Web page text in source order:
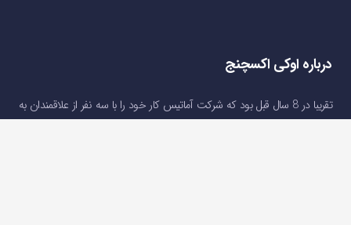
درباره اوکی اکسچنج
تقریبا در 8 سال قبل بود که شرکت آماتیس کار خود را با سه نفر از علاقمندان به